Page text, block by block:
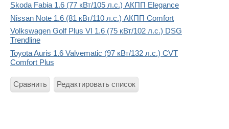
Skoda Fabia 1.6 (77 кВт/105 л.с.) АКПП Elegance
Nissan Note 1.6 (81 кВт/110 л.с.) АКПП Comfort
Volkswagen Golf Plus VI 1.6 (75 кВт/102 л.с.) DSG
Trendline
Toyota Auris 1.6 Valvematic (97 кВт/132 л.с.) CVT
Comfort Plus
Сравнить Редактировать список